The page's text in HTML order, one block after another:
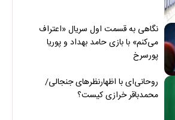
نگاهی به قسمت اول سریال «اعتراف
می‌کنم» با بازی حامد بهداد و پوریا
پورسرخ
روحانی‌ای با اظهارنظرهای جنجالی/
محمدباقر خرازی کیست؟